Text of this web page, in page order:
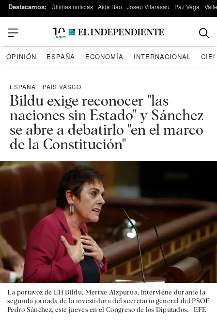
Destacamos: Últimas noticias Aída Bao Josep Vilarasau Paz Vega
OPINIÓN ESPAÑA ECONOMÍA INTERNACIONAL
ESPAÑA | PAÍS VASCO
Bildu exige reconocer "las
naciones sin Estado" y Sánchez
se abre a debatirlo "en el marco
de la Constitución"
La portavoz de EH Bildu, Mertxe Aizpurua, interviene durante la
segunda jornada de la investidura del secretario general del PSOE
Pedro Sánchez, este jueves en el Congreso de los Diputados. | EFE